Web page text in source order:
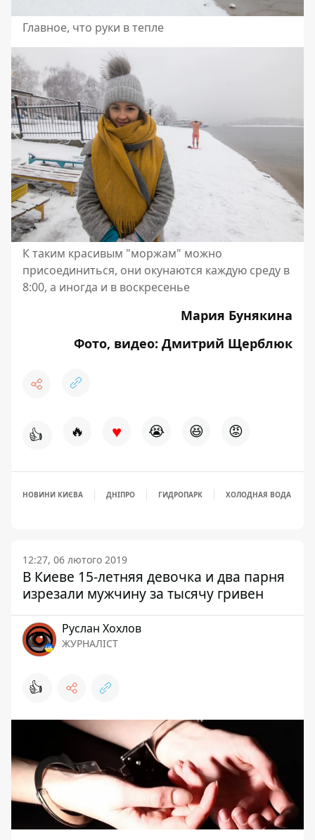
Главное, что руки в тепле
К таким красивым "моржам" можно
присоединиться, они окунаются каждую среду в
8:00, а иногда и в воскресенье
Мария Бунякина
Фото, видео: Дмитрий Щерблюк
👍 🔥 ♥ 😭 😆 😡
НОВИНИ КИЄВА ДНІПРО ГИДРОПАРК ХОЛОДНАЯ ВОДА
12:27, 06 лютого 2019
В Киеве 15-летняя девочка и два парня
изрезали мужчину за тысячу гривен
Руслан Хохлов
ЖУРНАЛІСТ
👍